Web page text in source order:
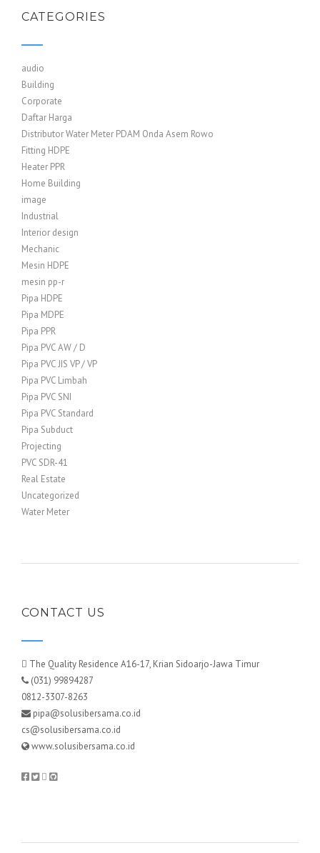
CATEGORIES
audio
Building
Corporate
Daftar Harga
Distributor Water Meter PDAM Onda Asem Rowo
Fitting HDPE
Heater PPR
Home Building
image
Industrial
Interior design
Mechanic
Mesin HDPE
mesin pp-r
Pipa HDPE
Pipa MDPE
Pipa PPR
Pipa PVC AW / D
Pipa PVC JIS VP / VP
Pipa PVC Limbah
Pipa PVC SNI
Pipa PVC Standard
Pipa Subduct
Projecting
PVC SDR-41
Real Estate
Uncategorized
Water Meter
CONTACT US
The Quality Residence A16-17, Krian Sidoarjo-Jawa Timur
(031) 99894287
0812-3307-8263
pipa@solusibersama.co.id
cs@solusibersama.co.id
www.solusibersama.co.id